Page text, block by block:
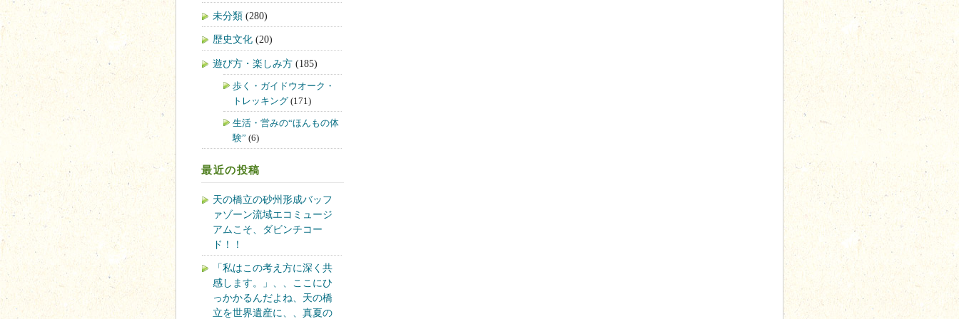
未分類 (280)
歴史文化 (20)
遊び方・楽しみ方 (185)
歩く・ガイドウオーク・
トレッキング (171)
生活・営みの“ほんもの体
験” (6)
最近の投稿
天の橋立の砂州形成バッフ
ァゾーン流域エコミュージ
アムこそ、ダビンチコー
ド！！
「私はこの考え方に深く共
感します。」、、ここにひ
っかかるんだよね、天の橋
立を世界遺産に、、真夏の